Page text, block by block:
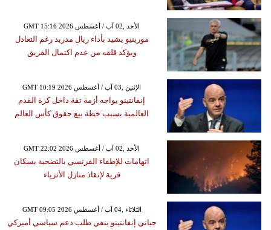
GMT 15:16 2026 الأحد ,02 آب / أغسطس
مورينيو يشيد بأداء ريال مدريد رغم التعادل
ويؤكد قلقه من عدم اكتمال الفريق
GMT 10:19 2026 الإثنين ,03 آب / أغسطس
إنفانتينو يواجه أزمة ثقة داخل كرة القدم
العالمية بسبب خطة بيع حقوق كأس العالم
GMT 22:02 2026 الأحد ,02 آب / أغسطس
اتهامات للإطفاء الفرنسي بالتضحية بسكان
قرية لإنقاذ منازل الأثرياء
GMT 09:05 2026 الثلاثاء ,04 آب / أغسطس
جياني إنفانتينو ينفي طلب دعم سياسي أميركي